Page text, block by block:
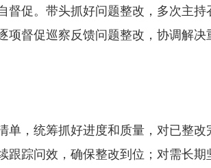
促。带头抓好问题整改，多次主
督促巡察反馈问题整改，协调解
，统筹抓好进度和质量，对已整改
踪问效，确保整改到位；对需长